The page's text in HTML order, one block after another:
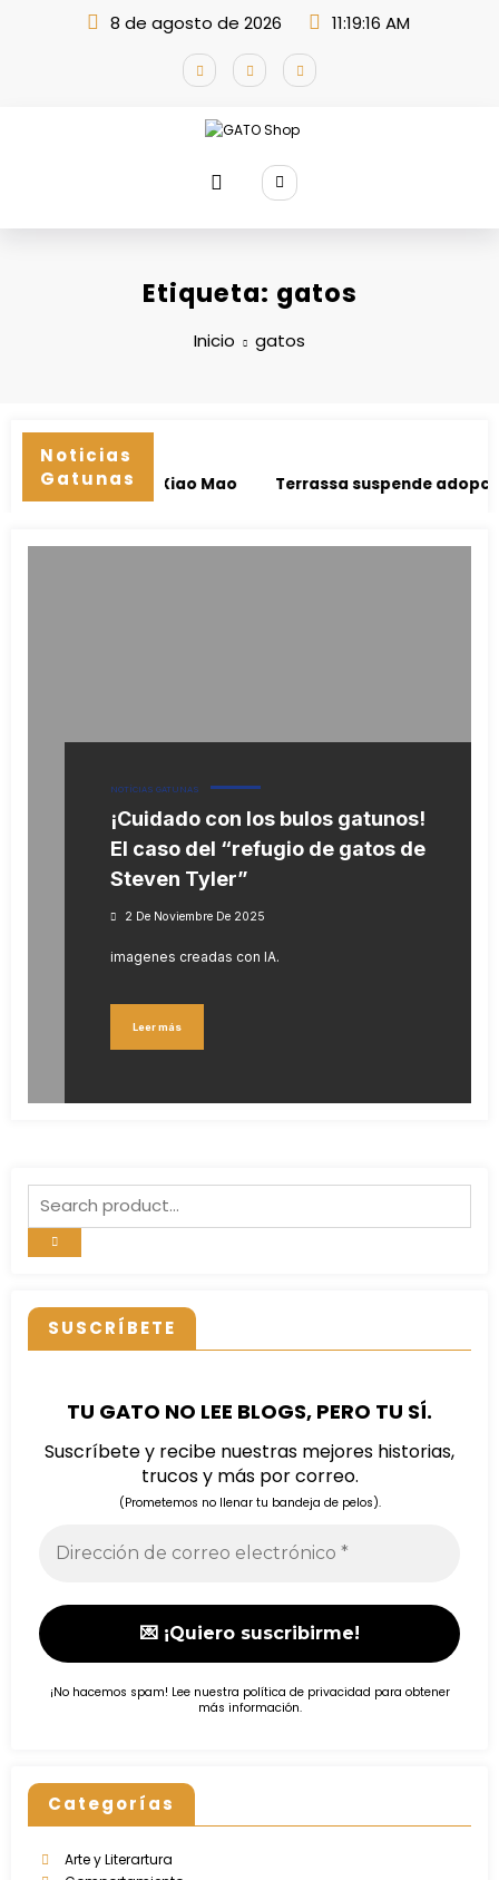
8 de agosto de 2026 11:19:16 AM
Etiqueta: gatos
Inicio gatos
Noticias
Gatunas
imposible de Xiao Mao Terrassa suspende
NOTÍCIAS GATUNAS
¡Cuidado con los bulos gatunos!
El caso del “refugio de gatos de
Steven Tyler”
2 De Noviembre De 2025
imagenes creadas con IA.
Leer más
SUSCRÍBETE
TU GATO NO LEE BLOGS, PERO TU SÍ.
Suscríbete y recibe nuestras mejores historias,
trucos y más por correo.
(Prometemos no llenar tu bandeja de pelos).
¡No hacemos spam! Lee nuestra política de privacidad para obtener
más información.
Categorías
Arte y Literartura